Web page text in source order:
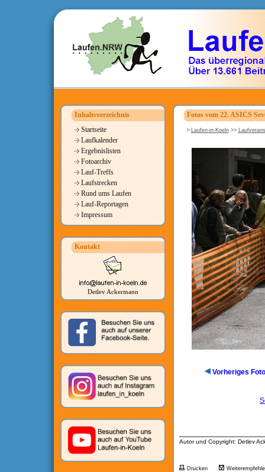
Inhaltsverzeichnis
Startseite
Laufkalender
Ergebnislisten
Fotoarchiv
Lauf-Treffs
Laufstrecken
Rund ums Laufen
Lauf-Reportagen
Impressum
Kontakt
Detlev Ackermann
Fotos vom 22. ASICS
Laufen-in-Koeln>>
Vorheriges Foto
Autor und Copyright: Detlev
Drucken